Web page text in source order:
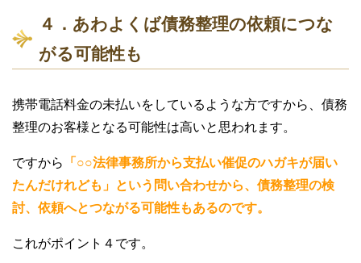
４．あわよくば債務整理の依頼につな
がる可能性も
携帯電話料金の未払いをしているような方ですから、債務
整理のお客様となる可能性は高いと思われます。
ですから
「○○法律事務所から支払い催促のハガキが届い
たんだけれども」という問い合わせから、債務整理の検
討、依頼へとつながる可能性もあるのです。
これがポイント４です。